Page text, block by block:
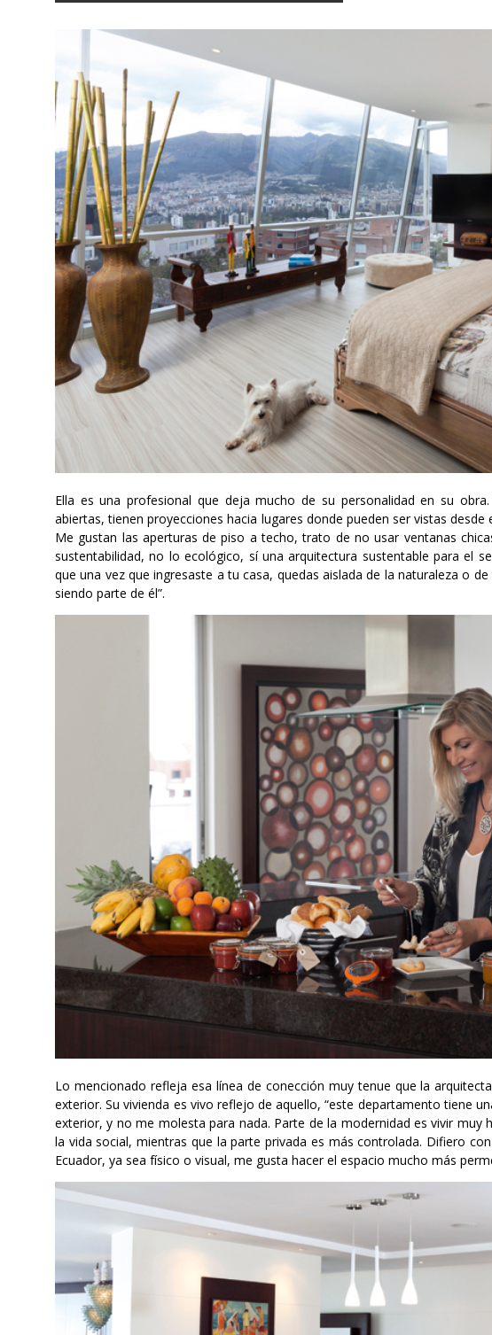
Ella es una profesional que deja mucho de su personalidad en su
abiertas, tienen proyecciones hacia lugares donde pueden ser vistas
Me gustan las aperturas de piso a techo, trato de no usar ventanas
sustentabilidad, no lo ecológico, sí una arquitectura sustentable para el
que una vez que ingresaste a tu casa, quedas aislada de la naturaleza o
siendo parte de él”.
Lo mencionado refleja esa línea de conección muy tenue que la
exterior. Su vivienda es vivo reflejo de aquello, “este departamento tiene
exterior, y no me molesta para nada. Parte de la modernidad es vivir muy
la vida social, mientras que la parte privada es más controlada. Difiero
Ecuador, ya sea físico o visual, me gusta hacer el espacio mucho más